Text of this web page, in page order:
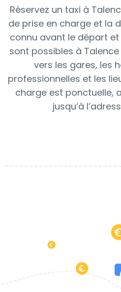
Réservez un taxi à
de prise en charge et la
connu avant le départ et
sont possibles à
vers les gares, les
professionnelles et les
charge est ponctuelle,
jusqu’à